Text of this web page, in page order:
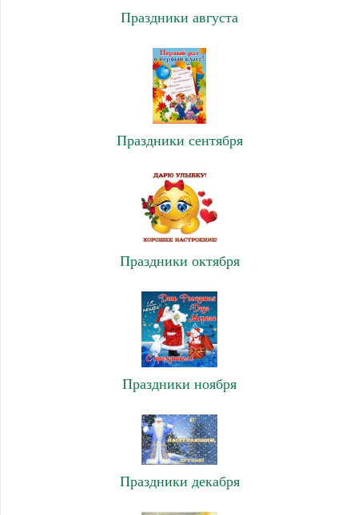
Праздники августа
Праздники сентября
Праздники октября
Праздники ноября
Праздники декабря